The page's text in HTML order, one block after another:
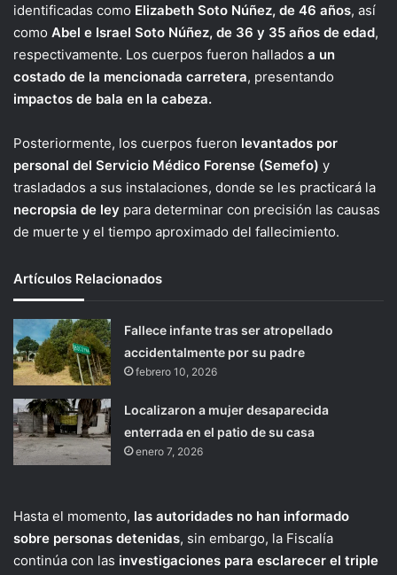
identificadas como Elizabeth Soto Núñez, de 46 años, así
como Abel e Israel Soto Núñez, de 36 y 35 años de edad,
respectivamente. Los cuerpos fueron hallados a un
costado de la mencionada carretera, presentando
impactos de bala en la cabeza.
Posteriormente, los cuerpos fueron levantados por
personal del Servicio Médico Forense (Semefo) y
trasladados a sus instalaciones, donde se les practicará la
necropsia de ley para determinar con precisión las causas
de muerte y el tiempo aproximado del fallecimiento.
Artículos Relacionados
Fallece infante tras ser atropellado
accidentalmente por su padre
febrero 10, 2026
Localizaron a mujer desaparecida
enterrada en el patio de su casa
enero 7, 2026
Hasta el momento, las autoridades no han informado
sobre personas detenidas, sin embargo, la Fiscalía
continúa con las investigaciones para esclarecer el triple